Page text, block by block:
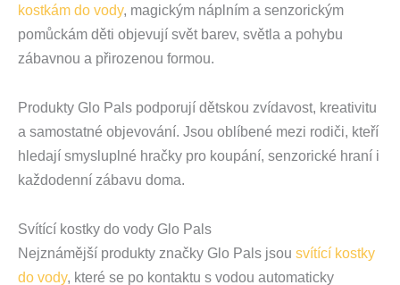
kostkám do vody, magickým náplním a senzorickým
pomůckám děti objevují svět barev, světla a pohybu
zábavnou a přirozenou formou.
Produkty Glo Pals podporují dětskou zvídavost, kreativitu
a samostatné objevování. Jsou oblíbené mezi rodiči, kteří
hledají smysluplné hračky pro koupání, senzorické hraní i
každodenní zábavu doma.
Svítící kostky do vody Glo Pals
Nejznámější produkty značky Glo Pals jsou svítící kostky
do vody, které se po kontaktu s vodou automaticky